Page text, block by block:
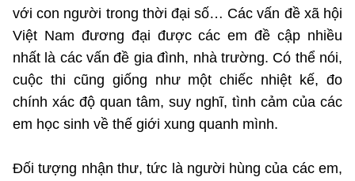
với con người trong thời đại số… Các vấn đề xã hội
Việt Nam đương đại được các em đề cập nhiều
nhất là các vấn đề gia đình, nhà trường. Có thể nói,
cuộc thi cũng giống như một chiếc nhiệt kế, đo
chính xác độ quan tâm, suy nghĩ, tình cảm của các
em học sinh về thế giới xung quanh mình.
Đối tượng nhận thư, tức là người hùng của các em,